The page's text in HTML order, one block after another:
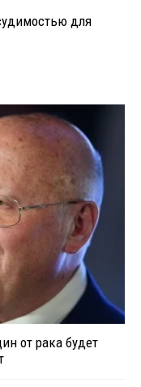
для
от рака будет